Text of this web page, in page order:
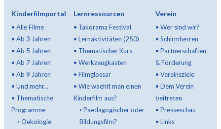
Kinderfilmportal
• Alle Filme
• Ab 3 Jahren
• Ab 5 Jahren
• Ab 7 Jahren
• Ab 9 Jahren
• Und mehr...
• Thematische
Programme
◦ Oekologie
Lernressourcen
• Takorama Festival
• Lernaktivitäten (250)
• Thematischer Kurs
• Werkzeugkasten
• Filmglossar
• Wie waehlt man einen
Kinderfilm aus?
◦ Paedagogischer oder
Bildungsfilm?
Verein
•Wer sind wir?
•Schirmherren
•Partnerschaften
& Förderung
•Vereinsziele
•Dem Verein
beitreten
•Presseschau
•Links